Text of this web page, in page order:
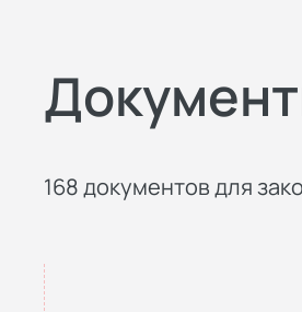
168 документов для